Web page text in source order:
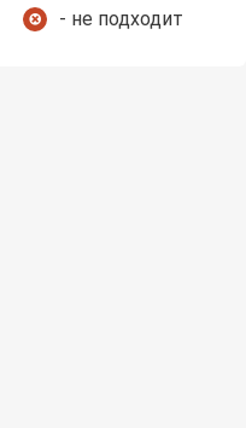
- не подходит